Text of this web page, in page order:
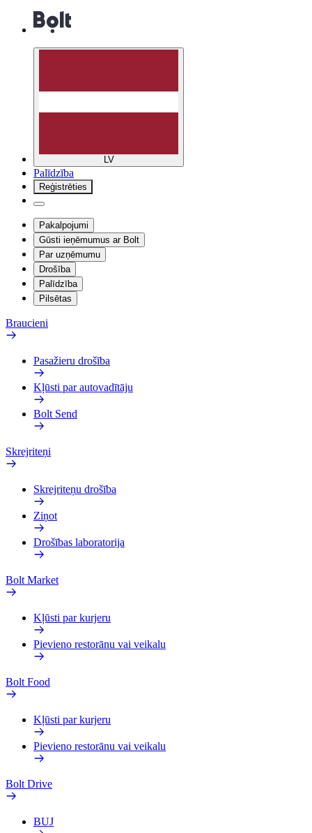
LV
Palīdzība
Reģistrēties
Pakalpojumi
Gūsti ieņēmumus ar Bolt
Par uzņēmumu
Drošība
Palīdzība
Pilsētas
Braucieni
Pasažieru drošība
Kļūsti par autovadītāju
Bolt Send
Skrejriteņi
Skrejriteņu drošība
Ziņot
Drošības laboratorija
Bolt Market
Kļūsti par kurjeru
Pievieno restorānu vai veikalu
Bolt Food
Kļūsti par kurjeru
Pievieno restorānu vai veikalu
Bolt Drive
BUJ